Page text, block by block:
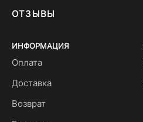
ОТЗЫВЫ
ИНФОРМАЦИЯ
Оплата
Доставка
Возврат